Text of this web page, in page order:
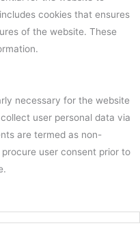
cookies that ensures
of the website. These
necessary for the website
user personal data via
are termed as non-
user consent prior to